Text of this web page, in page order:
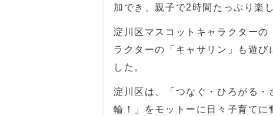
加でき、親子で2 時間たっぷり楽
淀川区マスコットキャラクター
ラクターの「キャサリン」も遊
した。
淀川区は、「つなぐ・ひろがる
輪！」をモットーに日々子育て